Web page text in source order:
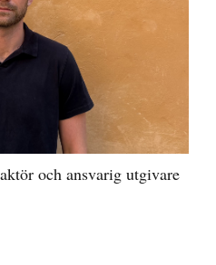
och ansvarig utgivare